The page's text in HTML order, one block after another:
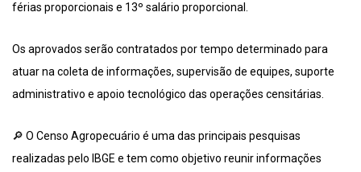
férias proporcionais e 13º salário proporcional.
Os aprovados serão contratados por tempo determinado para
atuar na coleta de informações, supervisão de equipes, suporte
administrativo e apoio tecnológico das operações censitárias.
🔎 O Censo Agropecuário é uma das principais pesquisas
realizadas pelo IBGE e tem como objetivo reunir informações